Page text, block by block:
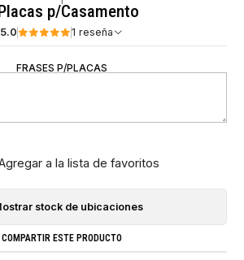
p/Casamento
5.0 1 reseña
FRASES P/PLACAS
a la lista de favoritos
stock de ubicaciones
COMPARTIR ESTE PRODUCTO